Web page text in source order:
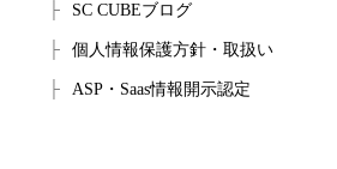
SC CUBEブログ
個人情報保護方針・取扱い
ASP・Saas情報開示認定